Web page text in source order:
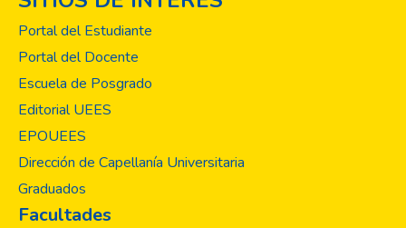
Portal del Estudiante
Portal del Docente
Escuela de Posgrado
Editorial UEES
EPOUEES
Dirección de Capellanía Universitaria
Graduados
Facultades